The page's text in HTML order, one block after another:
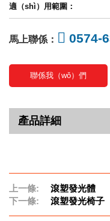
適（shì）用範圍：
馬上聯係： 0574-
聯係我（wǒ）們
產品詳細
上一條:
滾塑發光體
下一條:
滾塑發光椅子